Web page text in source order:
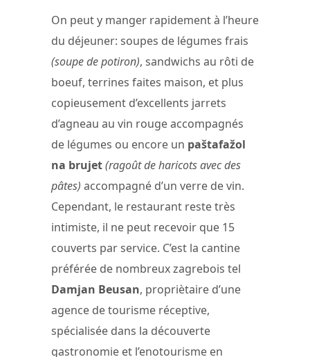
On peut y manger rapidement à l’heure
du déjeuner: soupes de légumes frais
(soupe de potiron), sandwichs au rôti de
boeuf, terrines faites maison, et plus
copieusement d’excellents jarrets
d’agneau au vin rouge accompagnés
de légumes ou encore un paštafažol
na brujet(ragoût de haricots avec des
pâtes) accompagné d’un verre de vin.
Cependant, le restaurant reste très
intimiste, il ne peut recevoir que 15
couverts par service. C’est la cantine
préférée de nombreux zagrebois tel
Damjan Beusan, propriètaire d’une
agence de tourisme réceptive,
spécialisée dans la découverte
gastronomie et l’enotourisme en